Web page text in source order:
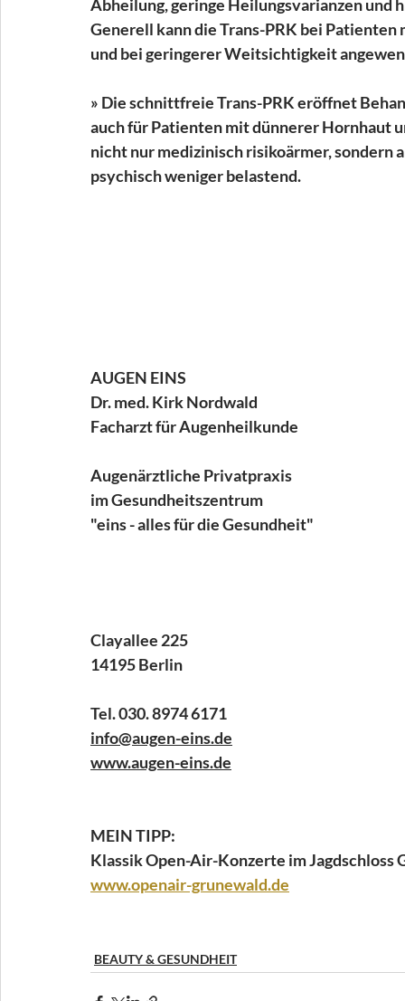
Abheilung, geringe Heilungsvarianzen und
Generell kann die Trans-PRK bei
und bei geringerer Weitsichtigkeit
» Die schnittfreie Trans-PRK eröffnet
auch für Patienten mit dünnerer Hornhaut
nicht nur medizinisch risikoärmer, sondern
psychisch weniger belastend.
AUGEN EINS
Dr. med. Kirk Nordwald
Facharzt für Augenheilkunde
Augenärztliche Privatpraxis
im Gesundheitszentrum
"eins - alles für die Gesundheit"
Clayallee 225
14195 Berlin
Tel. 030. 8974 6171
info@augen-eins.de
www.augen-eins.de
MEIN TIPP:
Klassik Open-Air-Konzerte im Jagdschloss
www.openair-grunewald.de
BEAUTY & GESUNDHEIT